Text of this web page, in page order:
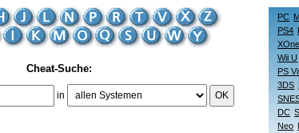
Cheat-Suche:
in OK
PC
PS4
XOne
Wii U
PS
3DS
DC
Neo